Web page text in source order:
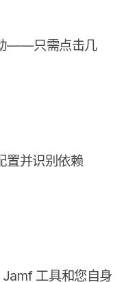
​——​只​需​点击​几​
置​并识别​依赖​
Jamf 工具​和​您​自身​